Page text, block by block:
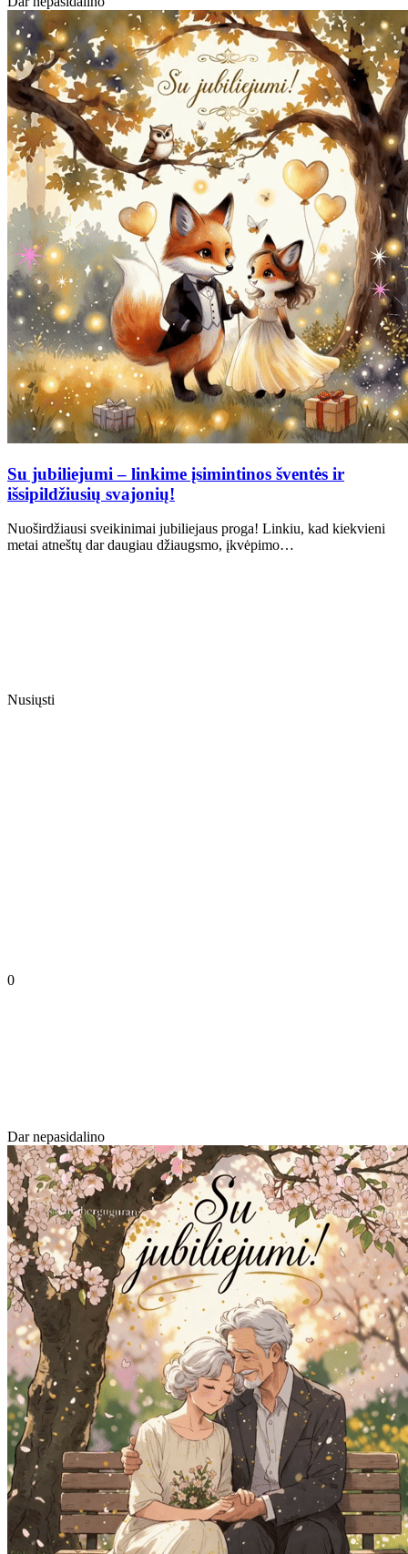
Su jubiliejumi – linkime įsimintinos šventės ir
išsipildžiusių svajonių!
Nuoširdžiausi sveikinimai jubiliejaus proga! Linkiu, kad kiekvieni
metai atneštų dar daugiau džiaugsmo, įkvėpimo…
Nusiųsti
0
Dar nepasidalino